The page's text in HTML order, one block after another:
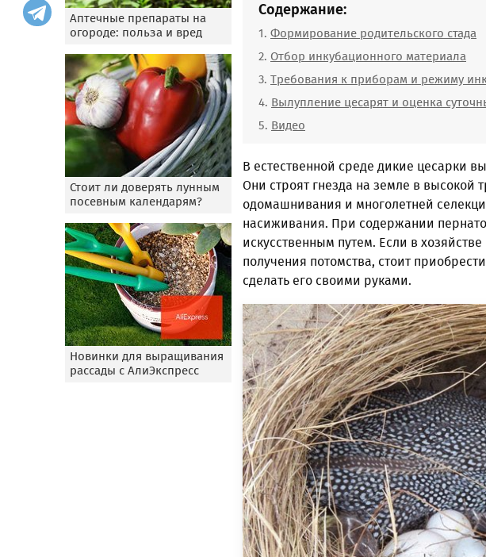
Аптечные препараты на
огороде: польза и вред
Стоит ли доверять лунным
посевным календарям?
Новинки для выращивания
рассады с АлиЭкспресс
Содержание:
Формирование родительского стада
Отбор инкубационного материала
Требования к приборам и режиму
Вылупление цесарят и оценка
Видео
В естественной среде дикие цесарки
Они строят гнезда на земле в высокой
одомашнивания и многолетней
насиживания. При содержании
искусственным путем. Если в
получения потомства, стоит
сделать его своими руками.